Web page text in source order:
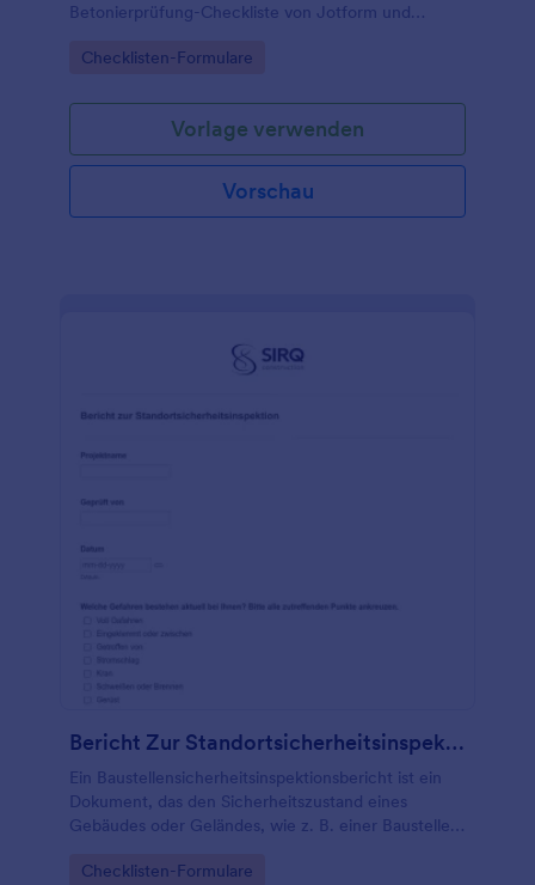
Betonierprüfung-Checkliste von Jotform und
Datenerfassung im Team.
Go to Category:
Checklisten-Formulare
Vorlage verwenden
Vorschau
Bericht Zur Standortsicherheitsinspektion
Ein Baustellensicherheitsinspektionsbericht ist ein
Dokument, das den Sicherheitszustand eines
Gebäudes oder Geländes, wie z. B. einer Baustelle,
detailliert beschreibt. Eine
Go to Category:
Checklisten-Formulare